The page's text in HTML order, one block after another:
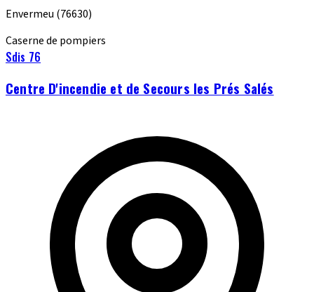
Envermeu (76630)
Caserne de pompiers
Sdis 76
Centre D'incendie et de Secours les Prés Salés